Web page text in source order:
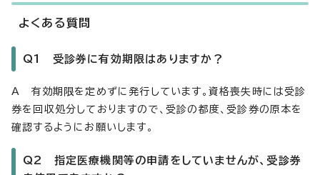
よくある質問
Q1 受診券に有効期限はありますか？
A 有効期限を定めずに発行しています。資格喪失時には受診
券を回収処分しておりますので、受診の都度、受診券の原本を
確認するようにお願いします。
Q2 指定医療機関等の申請をしていませんが、受診券